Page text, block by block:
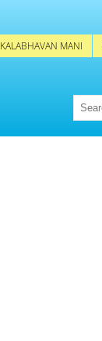
KALABHAVAN MANI